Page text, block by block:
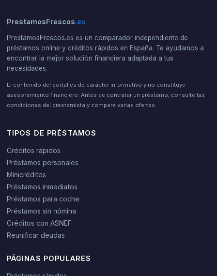
PrestamosFrescos.es
PrestamosFrescos.es es un comparador independiente de
préstamos online y créditos rápidos en España. Te ayudamos a
encontrar la mejor solución financiera adaptada a tus
necesidades.
El contenido del portal es de carácter informativo y no constituye
asesoramiento financiero. Antes de contratar un préstamo, consulte las
condiciones del prestamista y compare varias ofertas.
TIPOS DE PRÉSTAMOS
Créditos rápidos
Préstamos personales
Minicréditos
Préstamos inmediatos
Préstamos para coche
Préstamos sin nómina
Créditos con ASNEF
Reunificar deudas
PÁGINAS POPULARES